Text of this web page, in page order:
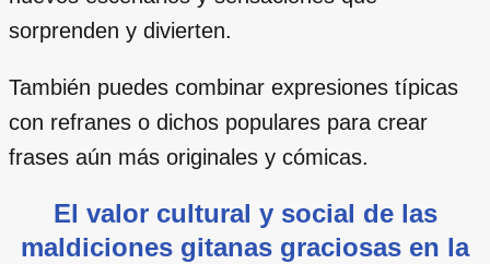
sorprenden y divierten.
También puedes combinar expresiones típicas
con refranes o dichos populares para crear
frases aún más originales y cómicas.
El valor cultural y social de las
maldiciones gitanas graciosas en la